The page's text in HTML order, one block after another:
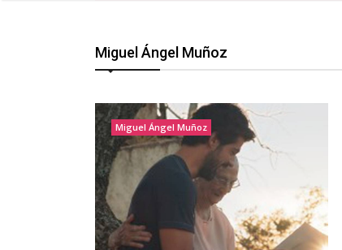
Miguel Ángel Muñoz
Miguel Ángel Muñoz